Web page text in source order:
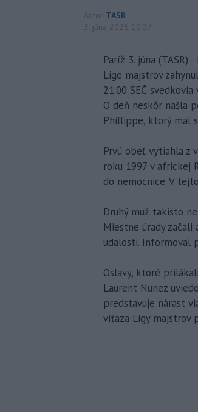
Autor TASR
3. júna 2026 10:07
Paríž 3. júna
Lige majstrov
21.00 SEČ
O deň neskôr našla
Phillippe, ktorý mal
Prvú obeť vytiahla z
roku 1997 v africkej
do nemocnice. V
Druhý muž takisto
Miestne úrady
udalosti. Informoval
Oslavy, ktoré
Laurent Nunez
predstavuje nárast
víťaza Ligy majstrov